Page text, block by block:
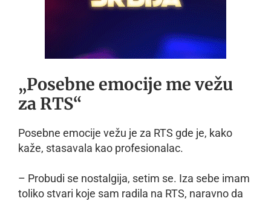
„Posebne emocije me vežu
za RTS“
Posebne emocije vežu je za RTS gde je, kako
kaže, stasavala kao profesionalac.
– Probudi se nostalgija, setim se. Iza sebe imam
toliko stvari koje sam radila na RTS, naravno da